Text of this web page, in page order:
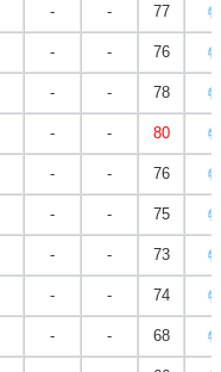
- - 77
- - 76
- - 78
- - 80
- - 76
- - 75
- - 73
- - 74
- - 68